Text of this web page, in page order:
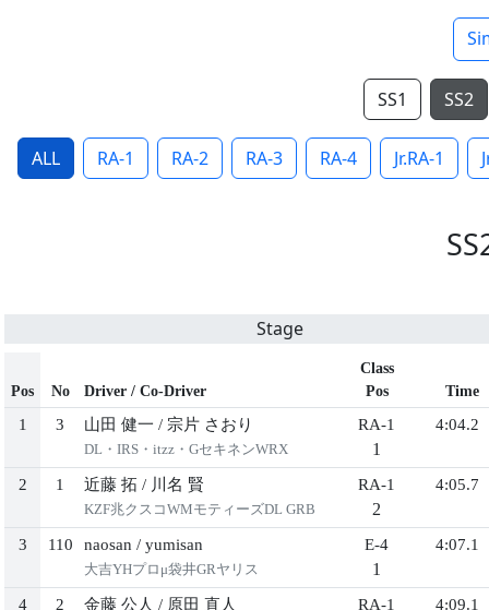
SS1 SS2
ALL RA-1 RA-2 RA-3 RA-4 Jr.RA-1
Stage
Pos No Driver / Co-Driver
Class
Pos
Time
1 3 山田 健一 / 宗片 さおり
DL・IRS・itzz・GセキネンWRX
RA-1
1
4:04.2
2 1 近藤 拓 / 川名 賢
KZF兆クスコWMモティーズDL GRB
RA-1
2
4:05.7
3 110 naosan / yumisan
大吉YHプロμ袋井GRヤリス
E-4
1
4:07.1
4 2 金藤 公人 / 原田 直人 RA-1 4:09.1